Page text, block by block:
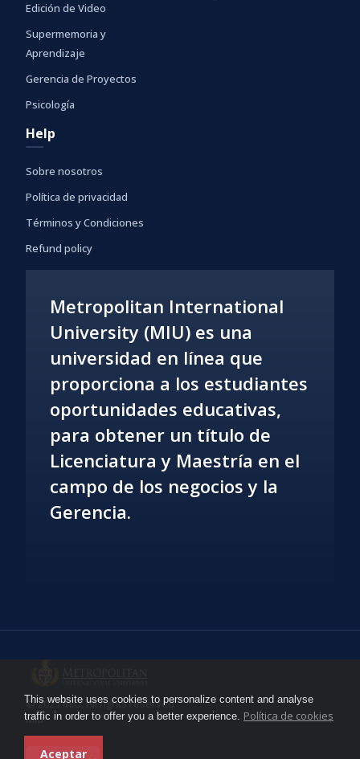
This website uses cookies to personalize content and analyse
traffic in order to offer you a better experience. Política de cookies
Aceptar
Edición de Video
Supermemoria y
Aprendizaje
Gerencia de Proyectos
Psicología
Help
Sobre nosotros
Política de privacidad
Términos y Condiciones
Refund policy
Metropolitan International
University (MIU) es una
universidad en línea que
proporciona a los estudiantes
oportunidades educativas,
para obtener un título de
Licenciatura y Maestría en el
campo de los negocios y la
Gerencia.
© 2021 MIU, All rights reserved
Miu